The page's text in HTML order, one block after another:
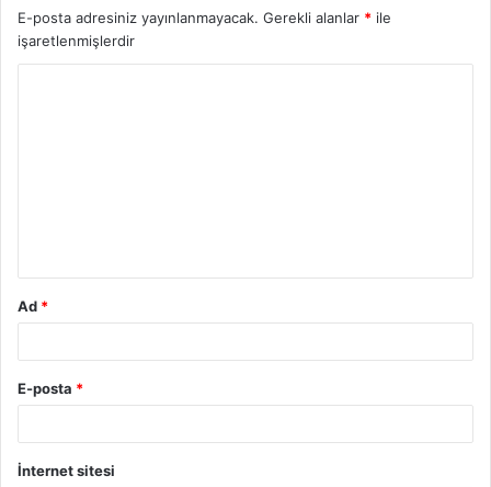
E-posta adresiniz yayınlanmayacak. Gerekli alanlar * ile
işaretlenmişlerdir
Ad *
E-posta *
İnternet sitesi